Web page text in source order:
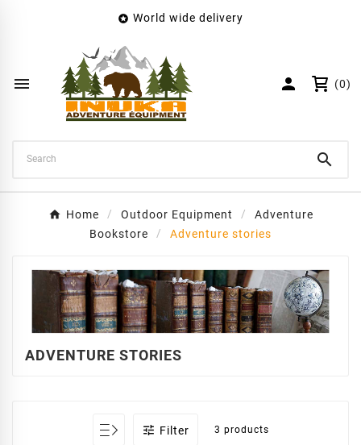
 World wide delivery
  (0)

Home Outdoor Equipment
Adventure
Bookstore
Adventure stories
ADVENTURE STORIES
 Filter 3 products
Wishlist name